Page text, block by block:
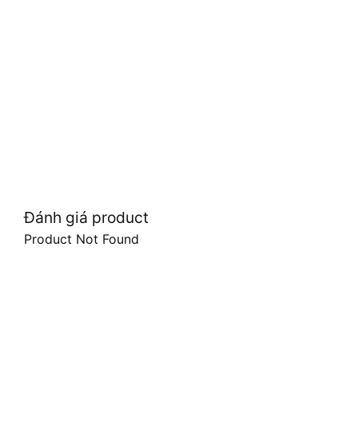
Đánh giá product
Product Not Found